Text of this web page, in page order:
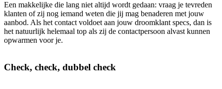
Een makkelijke die lang niet altijd wordt gedaan: vraag je tevreden
klanten of zij nog iemand weten die jij mag benaderen met jouw
aanbod. Als het contact voldoet aan jouw droomklant specs, dan is
het natuurlijk helemaal top als zij de contactpersoon alvast kunnen
opwarmen voor je.
Check, check, dubbel check